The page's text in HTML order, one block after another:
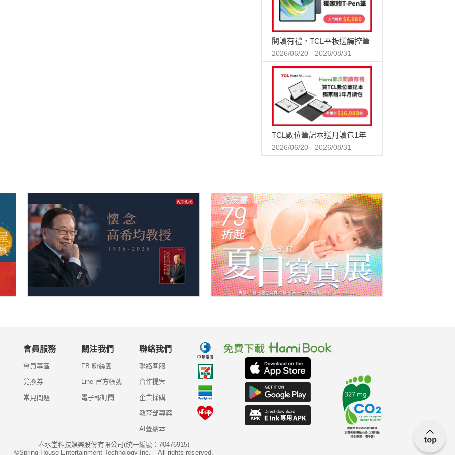
閱讀有禮，TCL平板送觸控筆
2026/06/20 - 2026/08/31
TCL數位筆記本送月讀包1年
2026/06/20 - 2026/08/31
會員服務
會員專區
兌換券
常見問題
關注我們
FB 粉絲團
Line 官方帳號
電子報訂閱
聯絡我們
聯絡客服
合作提案
企業採購
教育部專案
AI聲繪本
春水堂科技娛樂股份有限公司(統一編號：70476915)
©Spring House Entertainment Technology Inc. – All rights reserved.